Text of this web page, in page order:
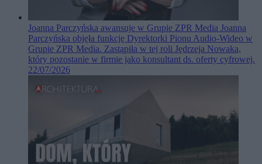
Joanna Parczyńska awansuje w Grupie ZPR Media Joanna
Parczyńska objęła funkcję Dyrektorki Pionu Audio-Wideo w
Grupie ZPR Media. Zastąpiła w tej roli Jędrzeja Nowaka,
który pozostanie w firmie jako konsultant ds. oferty cyfrowej.
22/07/2026